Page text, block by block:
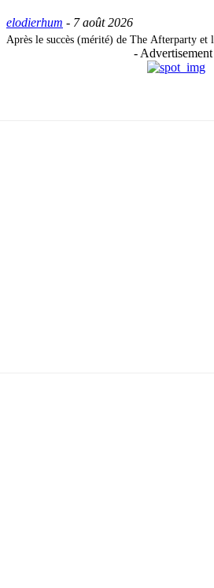
elodierhum - 7 août 2026
Après le succès (mérité) de The Afterparty et
-